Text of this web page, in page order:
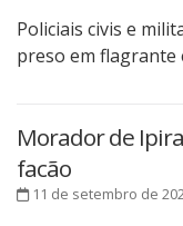
Policiais civis e
preso em flagrante
Morador de
facão
11 de setembro de